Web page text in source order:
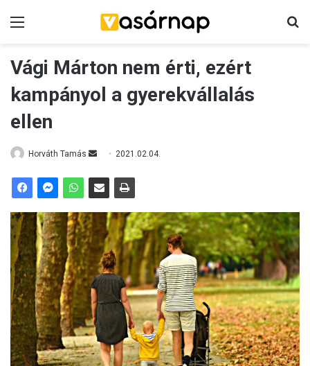
Vági Márton nem érti, ezért
kampányol a gyerekvállalás
ellen
Horváth Tamás
n
e
m
i
2021.02.04.